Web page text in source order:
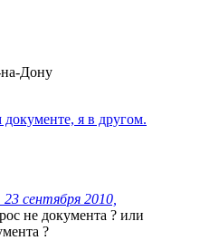
Дону
я в другом.
сентября 2010,
не документа ? или
?